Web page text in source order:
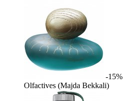
-15%
Olfactives (Majda Bekkali)